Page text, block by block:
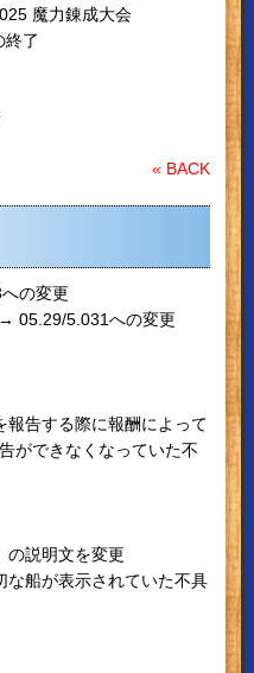
魔力錬成大会
終了
« BACK
の変更
05.29/5.031への変更
報告する際に報酬によって
ができなくなっていた不
の説明文を変更
な船が表示されていた不具